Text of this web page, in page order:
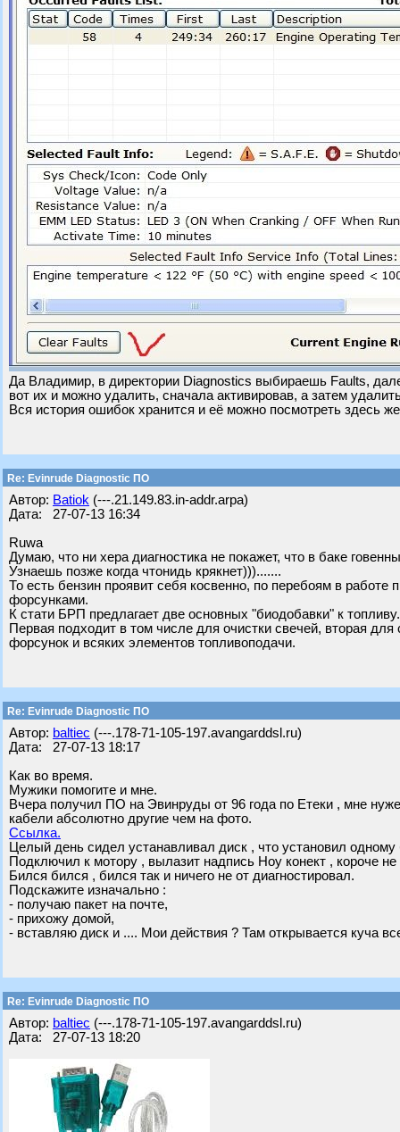
Да Владимир, в директории Diagnostics выбираешь Faults,
вот их и можно удалить, сначала активировав, а затем
Вся история ошибок хранится и её можно посмотреть здесь
Re: Evinrude Diagnostic ПО
Автор: Batiok (---.21.149.83.in-addr.arpa)
Дата: 27-07-13 16:34
Ruwa
Думаю, что ни хера диагностика не покажет, что в баке
Узнаешь позже когда чтонидь крякнет))).......
То есть бензин проявит себя косвенно, по перебоям в
форсунками.
К стати БРП предлагает две основных "биодобавки" к
Первая подходит в том числе для очистки свечей, вторая
форсунок и всяких элементов топливоподачи.
Re: Evinrude Diagnostic ПО
Автор: baltiec (---.178-71-105-197.avangarddsl.ru)
Дата: 27-07-13 18:17
Как во время.
Мужики помогите и мне.
Вчера получил ПО на Эвинруды от 96 года по Етеки , мне
кабели абсолютно другие чем на фото.
Ссылка.
Целый день сидел устанавливал диск , что установил одному
Подключил к мотору , вылазит надпись Ноу конект , короче
Бился бился , бился так и ничего не от диагностировал.
Подскажите изначально :
- получаю пакет на почте,
- прихожу домой,
- вставляю диск и .... Мои действия ? Там открывается куча
Re: Evinrude Diagnostic ПО
Автор: baltiec (---.178-71-105-197.avangarddsl.ru)
Дата: 27-07-13 18:20